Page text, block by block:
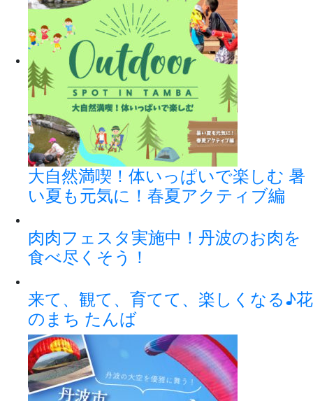
大自然満喫！体いっぱいで楽しむ 暑
い夏も元気に！春夏アクティブ編
肉肉フェスタ実施中！丹波のお肉を
食べ尽くそう！
来て、観て、育てて、楽しくなる♪花
のまち たんば